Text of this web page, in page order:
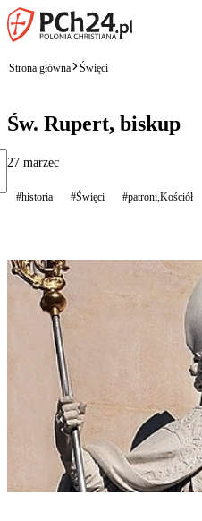
Strona główna Święci
Św. Rupert, biskup
27 marzec
#historia #Święci #patroni,Kościół